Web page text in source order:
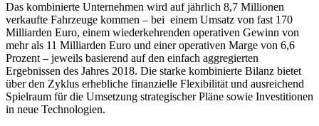
Das kombinierte Unternehmen wird auf jährlich 8,7 Millionen
verkaufte Fahrzeuge kommen – bei einem Umsatz von fast 170
Milliarden Euro, einem wiederkehrenden operativen Gewinn von
mehr als 11 Milliarden Euro und einer operativen Marge von 6,6
Prozent – jeweils basierend auf den einfach aggregierten
Ergebnissen des Jahres 2018. Die starke kombinierte Bilanz bietet
über den Zyklus erhebliche finanzielle Flexibilität und ausreichend
Spielraum für die Umsetzung strategischer Pläne sowie Investitionen
in neue Technologien.